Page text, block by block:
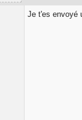
Je t'es envoyé